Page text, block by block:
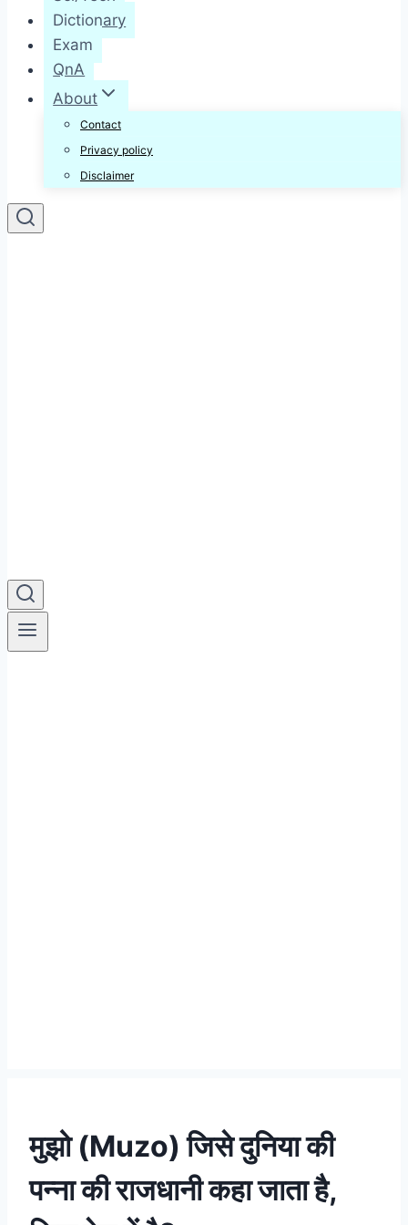
Dictionary
Exam
QnA
About
Contact
Privacy policy
Disclaimer
मुझो (Muzo) जिसे दुनिया की
पन्ना की राजधानी कहा जाता है,